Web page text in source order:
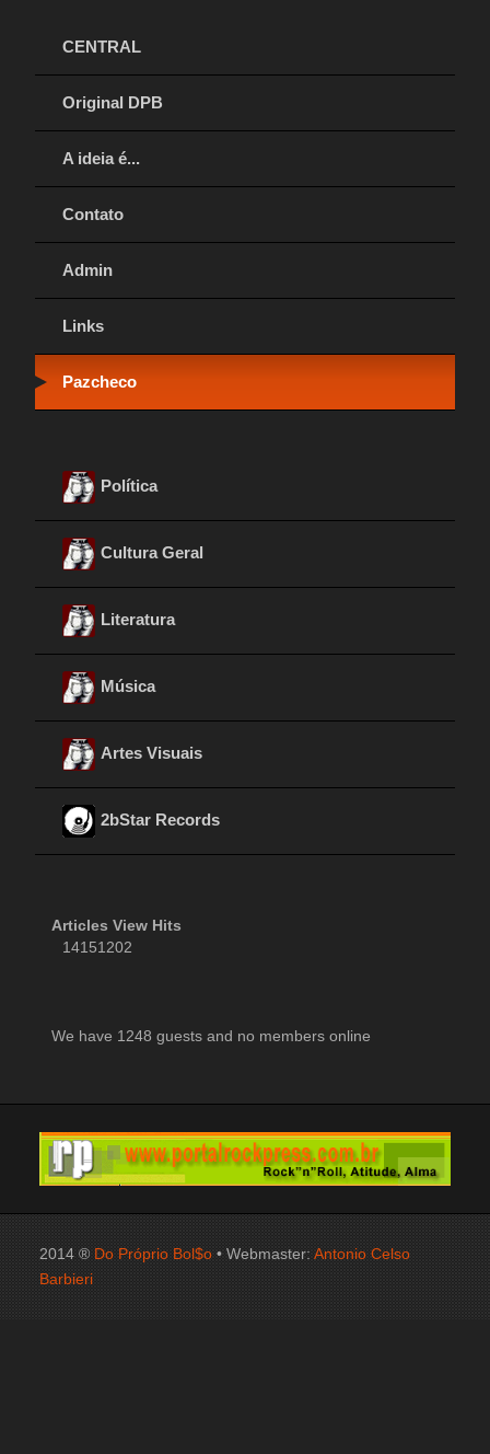
CENTRAL
Original DPB
A ideia é...
Contato
Admin
Links
Pazcheco
Política
Cultura Geral
Literatura
Música
Artes Visuais
2bStar Records
Articles View Hits
14151202
We have 1248 guests and no members online
2014 ® Do Próprio Bol$o • Webmaster:Antonio Celso
Barbieri